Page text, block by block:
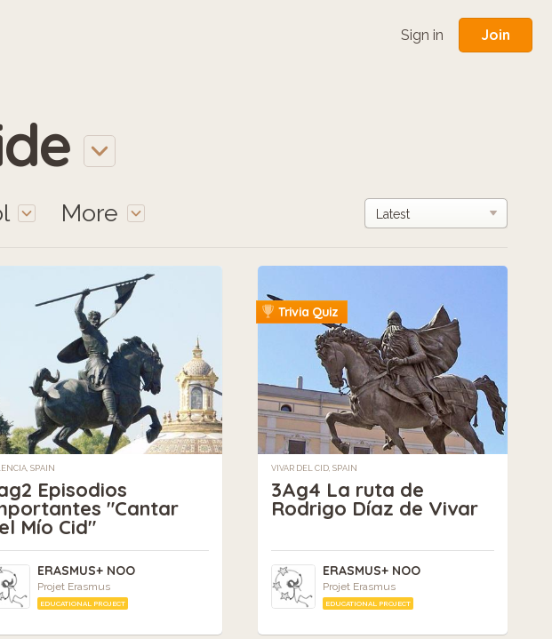
Sign in Join
More
SPAIN
Episodios
"Cantar
Mío Cid"
ERASMUS+ NOO
Projet Erasmus
EDUCATIONAL PROJECT
Trivia Quiz
VIVAR DEL CID, SPAIN
3Ag4 La ruta de
Rodrigo Díaz de Vivar
ERASMUS+ NOO
Projet Erasmus
EDUCATIONAL PROJECT